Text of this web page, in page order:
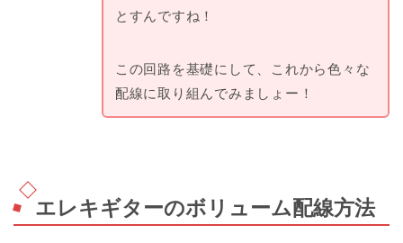
とすんですね！
この回路を基礎にして、これから色々な
配線に取り組んでみましょー！
エレキギターのボリューム配線方法